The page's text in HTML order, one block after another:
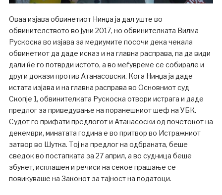
Оваа изјава обвинетиот Нинџа ја дал уште во
обвинителството во јуни 2017, но обвинителката Вилма
Рускоска во изјава за медиумите посочи дека чекала
обвинетиот да даде исказ и на главна расправа, па да види
дали ќе го потврди истото, а во меѓувреме се собирале и
други докази против Атанасовски. Кога Нинџа ја даде
истата изјава и на главна расправа во Основниот суд
Скопје 1, обвинителката Рускоска отвори истрага и даде
предлог за приведување на поранешниот шеф на УБК.
Судот го прифати предлогот и Атанасоски од почетокот на
декември, минатата година е во притвор во Истражниот
затвор во Шутка. Тој на предлог на одбраната, беше
сведок во постапката за 27 април, а во судница беше
збунет, исплашен и речиси на секое прашање се
повикуваше на Законот за тајност на податоци.